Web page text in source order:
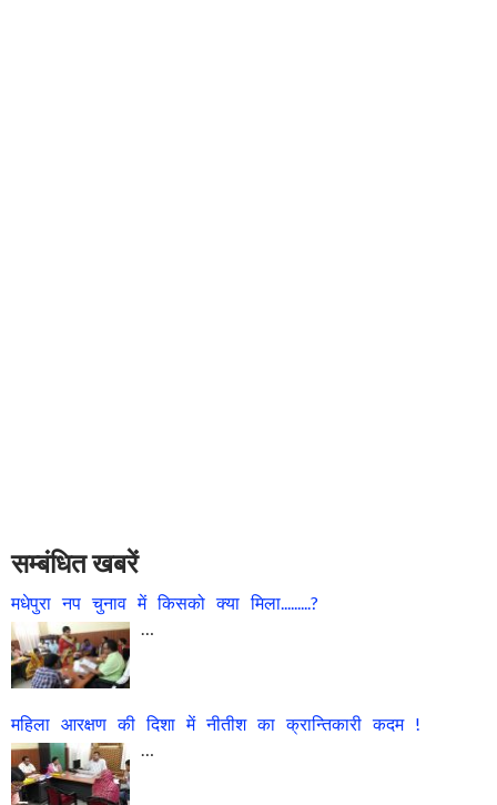
सम्बंधित खबरें
मधेपुरा नप चुनाव में किसको क्या मिला.........?
महिला आरक्षण की दिशा में नीतीश का क्रान्तिकारी कदम !
…